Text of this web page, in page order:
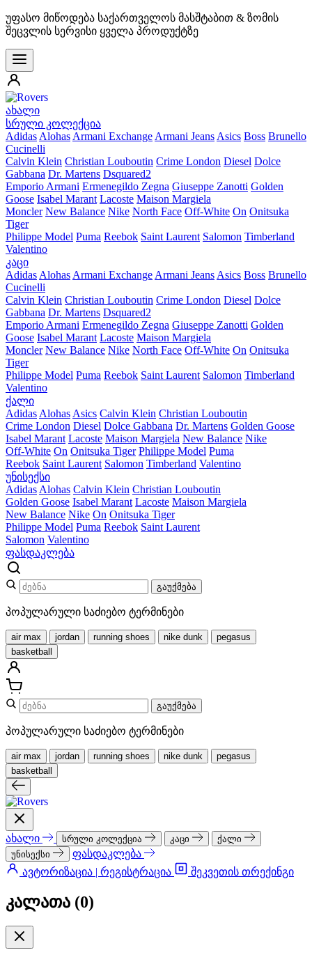
უფასო მიწოდება საქართველოს მასშტაბით & ზომის
შეცვლის სერვისი ყველა პროდუქტზე
ახალი
სრული კოლექცია
Adidas Alohas Armani Exchange Armani Jeans Asics Boss Brunello
Cucinelli
Calvin Klein Christian Louboutin Crime London Diesel Dolce
Gabbana Dr. Martens Dsquared2
Emporio Armani Ermenegildo Zegna Giuseppe Zanotti Golden
Goose Isabel Marant Lacoste Maison Margiela
Moncler New Balance Nike North Face Off-White On Onitsuka
Tiger
Philippe Model Puma Reebok Saint Laurent Salomon Timberland
Valentino
კაცი
Adidas Alohas Armani Exchange Armani Jeans Asics Boss Brunello
Cucinelli
Calvin Klein Christian Louboutin Crime London Diesel Dolce
Gabbana Dr. Martens Dsquared2
Emporio Armani Ermenegildo Zegna Giuseppe Zanotti Golden
Goose Isabel Marant Lacoste Maison Margiela
Moncler New Balance Nike North Face Off-White On Onitsuka
Tiger
Philippe Model Puma Reebok Saint Laurent Salomon Timberland
Valentino
ქალი
Adidas Alohas Asics Calvin Klein Christian Louboutin
Crime London Diesel Dolce Gabbana Dr. Martens Golden Goose
Isabel Marant Lacoste Maison Margiela New Balance Nike
Off-White On Onitsuka Tiger Philippe Model Puma
Reebok Saint Laurent Salomon Timberland Valentino
უნისექსი
Adidas Alohas Calvin Klein Christian Louboutin
Golden Goose Isabel Marant Lacoste Maison Margiela
New Balance Nike On Onitsuka Tiger
Philippe Model Puma Reebok Saint Laurent
Salomon Valentino
ფასდაკლება
გაუქმება
პოპულარული საძიებო ტერმინები
air max jordan running shoes nike dunk
pegasus
basketball
გაუქმება
პოპულარული საძიებო ტერმინები
air max jordan running shoes nike dunk
pegasus
basketball
ახალი სრული კოლექცია კაცი
ქალი
უნისექსი
ფასდაკლება
ავტორიზაცია | რეგისტრაცია
შეკვეთის თრექინგი
კალათა (0)